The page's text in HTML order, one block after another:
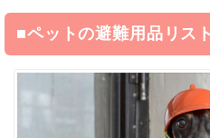
■ペットの避難用品リスト